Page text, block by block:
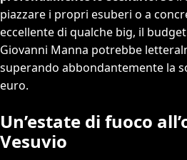
piazzare i propri esuberi o a
eccellente di qualche big, il
Giovanni Manna potrebbe
superando abbondantemente la
euro.
Un’estate di fuoco
Vesuvio